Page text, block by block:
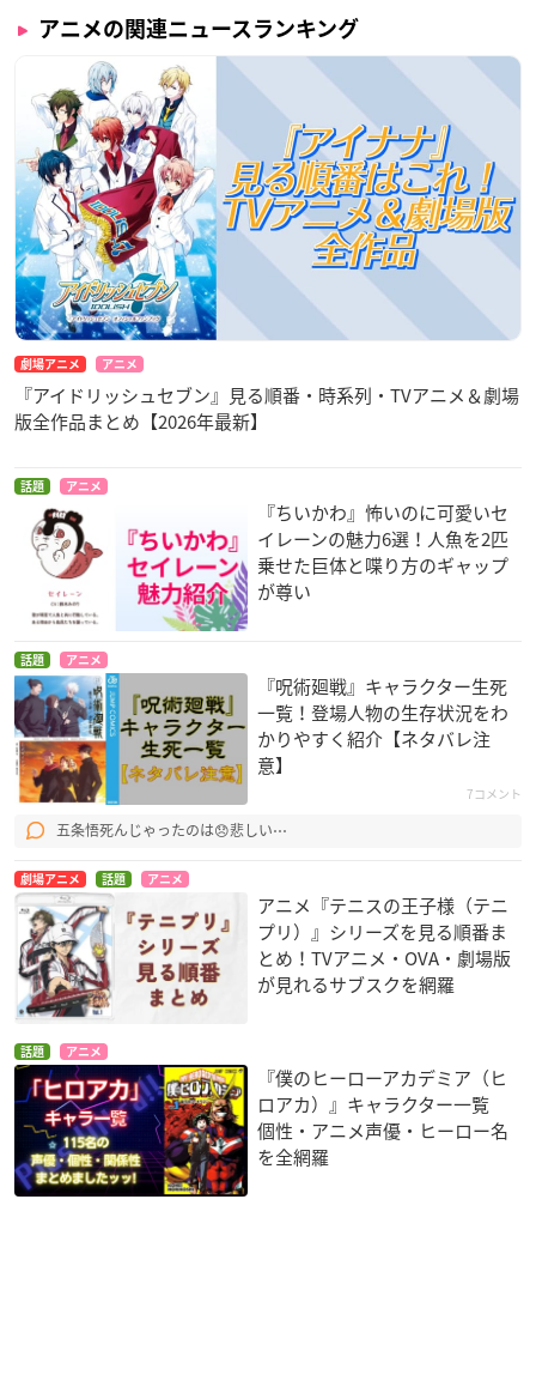
アニメの関連ニュースランキング
劇場アニメ アニメ
『アイドリッシュセブン』見る順番・時系列・TVアニメ＆劇場
版全作品まとめ【2026年最新】
話題 アニメ
『ちいかわ』怖いのに可愛いセ
イレーンの魅力6選！人魚を2匹
乗せた巨体と喋り方のギャップ
が尊い
話題 アニメ
『呪術廻戦』キャラクター生死
一覧！登場人物の生存状況をわ
かりやすく紹介【ネタバレ注
意】
7コメント
五条悟死んじゃったのは😞悲しい⋯
劇場アニメ 話題 アニメ
アニメ『テニスの王子様（テニ
プリ）』シリーズを見る順番ま
とめ！TVアニメ・OVA・劇場版
が見れるサブスクを網羅
話題 アニメ
『僕のヒーローアカデミア（ヒ
ロアカ）』キャラクター一覧
個性・アニメ声優・ヒーロー名
を全網羅